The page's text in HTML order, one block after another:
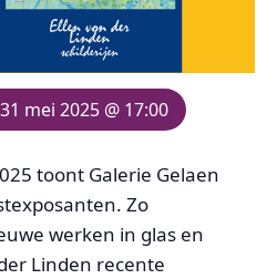
31 mei 2025 @ 17:00
toont Galerie Gelaen
Zo
werken in glas en
Linden recente